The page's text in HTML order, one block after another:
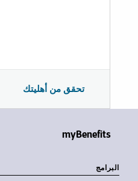
تحقق من أهليتك
myBenefits
البرامج